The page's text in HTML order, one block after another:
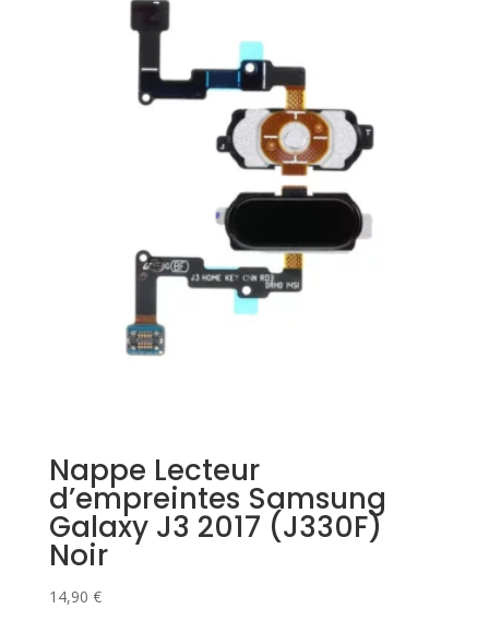
Nappe Lecteur
d’empreintes Samsung
Galaxy J3 2017 (J330F)
Noir
14,90 €